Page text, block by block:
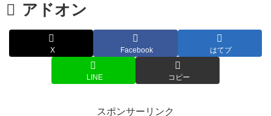
アドオン
X Facebook はてブ
LINE コピー
スポンサーリンク